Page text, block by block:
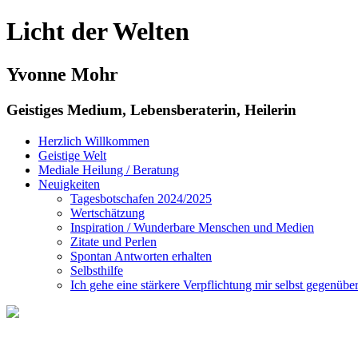
Licht der Welten
Yvonne Mohr
Geistiges Medium, Lebensberaterin, Heilerin
Herzlich Willkommen
Geistige Welt
Mediale Heilung / Beratung
Neuigkeiten
Tagesbotschafen 2024/2025
Wertschätzung
Inspiration / Wunderbare Menschen und Medien
Zitate und Perlen
Spontan Antworten erhalten
Selbsthilfe
Ich gehe eine stärkere Verpflichtung mir selbst